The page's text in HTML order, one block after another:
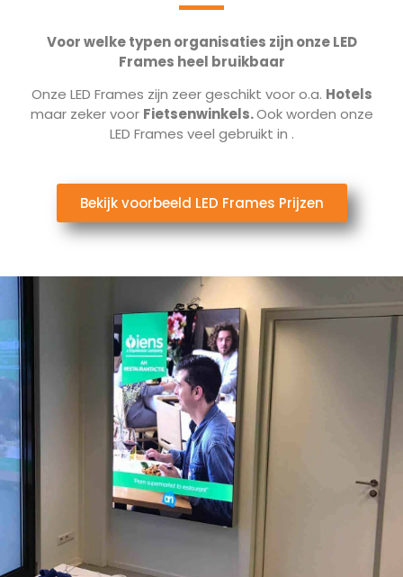
Voor welke typen organisaties zijn onze LED
Frames heel bruikbaar
Onze LED Frames zijn zeer geschikt voor o.a. Hotels
maar zeker voor Fietsenwinkels.Ook worden onze
LED Frames veel gebruikt in .
Bekijk voorbeeld LED Frames Prijzen